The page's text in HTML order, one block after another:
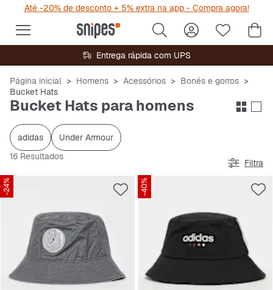
Até -20% de desconto + 5% extra na app - Compra agora!
Entrega rápida com UPS
Página inicial Homens Acessórios
Bonés e gorros
Bucket Hats
Bucket Hats para homens
adidas
Under Armour
16 Resultados
Filtra
-24% -40%